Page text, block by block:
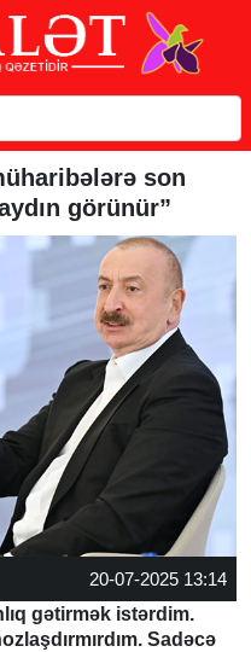
son
görünür”
20-07-2025 13:14
gətirmək istərdim.
Sadəcə